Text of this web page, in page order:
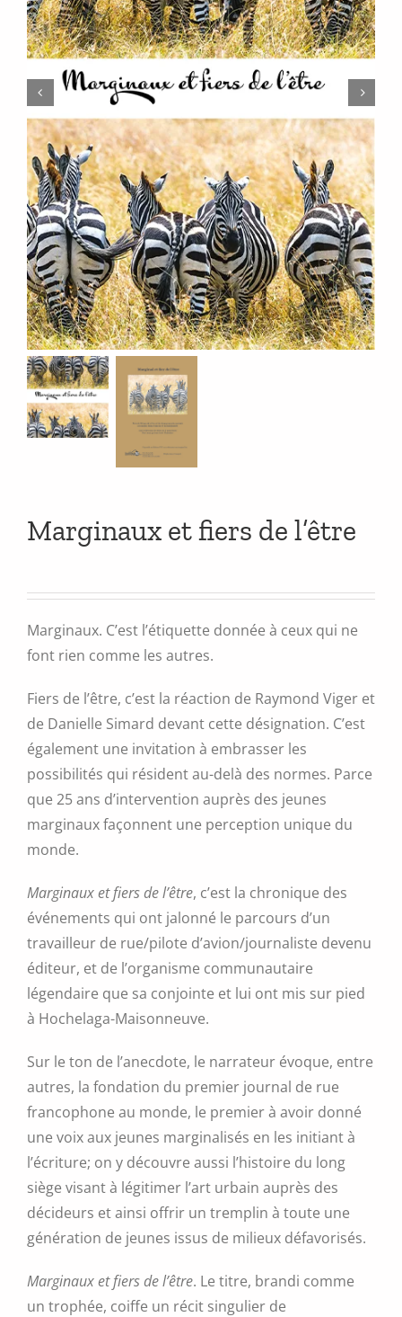
Marginaux et fiers de l’être
Marginaux. C’est l’étiquette donnée à ceux qui ne
font rien comme les autres.
Fiers de l’être, c’est la réaction de Raymond Viger et
de Danielle Simard devant cette désignation. C’est
également une invitation à embrasser les
possibilités qui résident au-delà des normes. Parce
que 25 ans d’intervention auprès des jeunes
marginaux façonnent une perception unique du
monde.
Marginaux et fiers de l’être, c’est la chronique des
événements qui ont jalonné le parcours d’un
travailleur de rue/pilote d’avion/journaliste devenu
éditeur, et de l’organisme communautaire
légendaire que sa conjointe et lui ont mis sur pied
à Hochelaga-Maisonneuve.
Sur le ton de l’anecdote, le narrateur évoque, entre
autres, la fondation du premier journal de rue
francophone au monde, le premier à avoir donné
une voix aux jeunes marginalisés en les initiant à
l’écriture; on y découvre aussi l’histoire du long
siège visant à légitimer l’art urbain auprès des
décideurs et ainsi offrir un tremplin à toute une
génération de jeunes issus de milieux défavorisés.
Marginaux et fiers de l’être. Le titre, brandi comme
un trophée, coiffe un récit singulier de